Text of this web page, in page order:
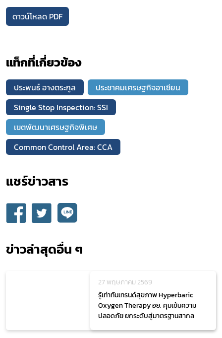
ดาวน์โหลด PDF
แท็กที่เกี่ยวข้อง
ประพนธ์ อางตระกูล
ประชาคมเศรษฐกิจอาเซียน
Single Stop Inspection: SSI
เขตพัฒนาเศรษฐกิจพิเศษ
Common Control Area: CCA
แชร์ข่าวสาร​
ข่าวล่าสุดอื่น ๆ
27 พฤษภาคม 2569
รู้เท่าทันเทรนด์สุขภาพ Hyperbaric
Oxygen Therapy อย. คุมเข้มความ
ปลอดภัย ยกระดับสู่มาตรฐานสากล